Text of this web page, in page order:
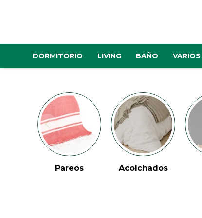
DORMITORIO LIVING BAÑO VARIOS
Pareos Acolchados